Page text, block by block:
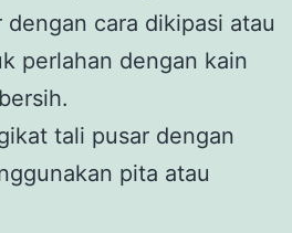
dengan cara dikipasi atau
perlahan dengan kain
tali pusar dengan
pita atau